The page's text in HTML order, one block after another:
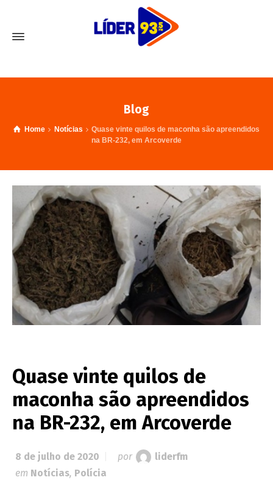
Blog
Home Notícias
Quase vinte quilos de maconha são apreendidos
na BR-232, em Arcoverde
Quase vinte quilos de
maconha são apreendidos
na BR-232, em Arcoverde
8 de julho de 2020 por
liderfm
em Notícias, Polícia